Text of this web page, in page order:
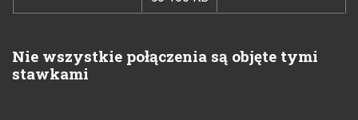
Nie wszystkie połączenia są objęte tymi
stawkami